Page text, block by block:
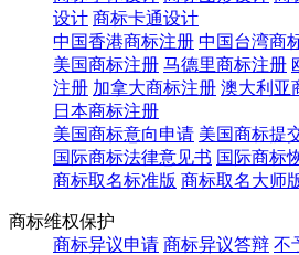
设计 商标卡通设计
中国香港商标注册 中国台湾商
美国商标注册 马德里商标注册
注册 加拿大商标注册 澳大利亚
日本商标注册
美国商标意向申请 美国商标提
国际商标法律意见书 国际商标
商标取名标准版 商标取名大师
商标维权保护
商标异议申请 商标异议答辩 不